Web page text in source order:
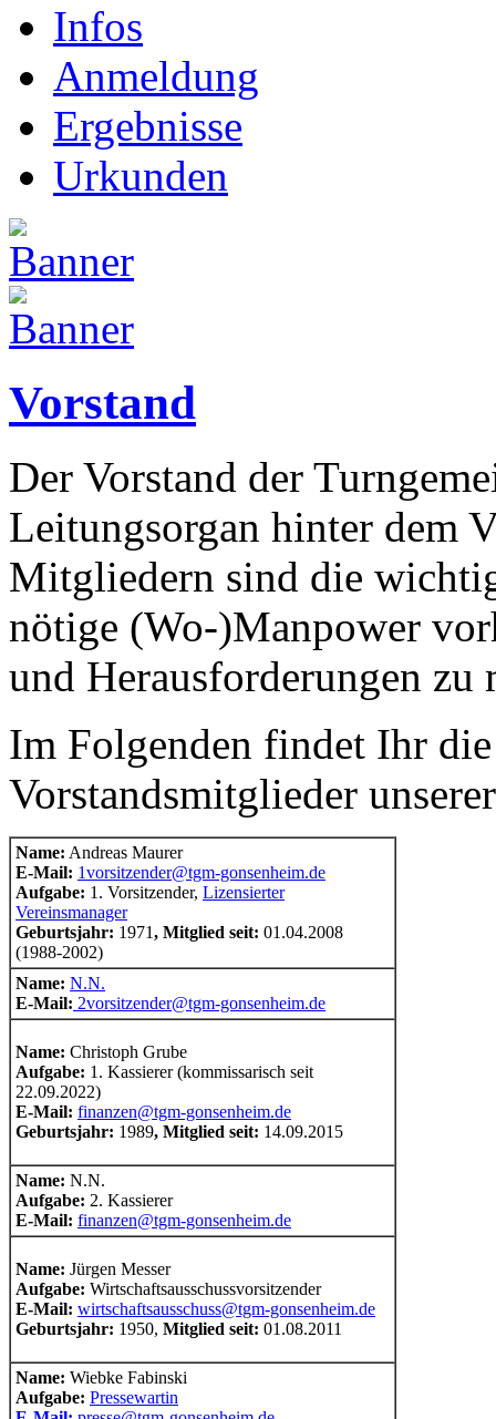
Infos
Anmeldung
Ergebnisse
Urkunden
Vorstand
Der Vorstand der
Leitungsorgan hinter dem
Mitgliedern sind die
nötige (Wo-)Manpower
und Herausforderungen zu
Im Folgenden findet Ihr
Vorstandsmitglieder
Name: Andreas Maurer
E-Mail: 1vorsitzender@tgm-gonsenheim.de
Aufgabe: 1. Vorsitzender, Lizensierter
Vereinsmanager
Geburtsjahr: 1971, Mitglied seit: 01.04.2008
(1988-2002)
Name: N.N.
E-Mail: 2vorsitzender@tgm-gonsenheim.de
Name: Christoph Grube
Aufgabe: 1. Kassierer (kommissarisch seit
22.09.2022)
E-Mail: finanzen@tgm-gonsenheim.de
Geburtsjahr: 1989, Mitglied seit: 14.09.2015
Name: N.N.
Aufgabe: 2. Kassierer
E-Mail: finanzen@tgm-gonsenheim.de
Name: Jürgen Messer
Aufgabe: Wirtschaftsausschussvorsitzender
E-Mail: wirtschaftsausschuss@tgm-gonsenheim.de
Geburtsjahr: 1950, Mitglied seit: 01.08.2011
Name: Wiebke Fabinski
Aufgabe: Pressewartin